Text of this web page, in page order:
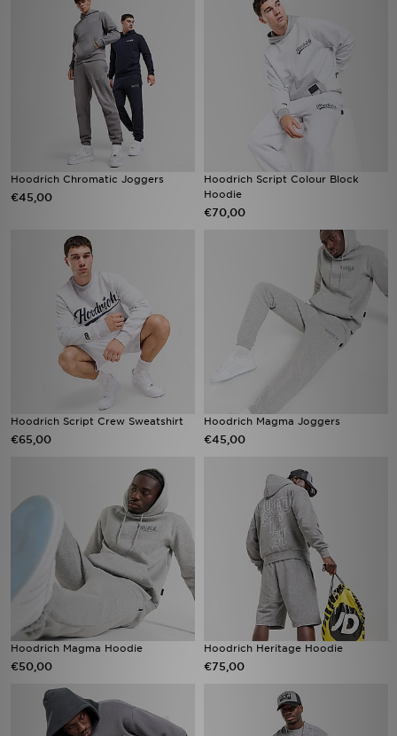
Hoodrich Chromatic Joggers
€45,00
Hoodrich Script Colour Block
Hoodie
€70,00
Hoodrich Script Crew Sweatshirt
€65,00
Hoodrich Magma Joggers
€45,00
Hoodrich Magma Hoodie
€50,00
Hoodrich Heritage Hoodie
€75,00